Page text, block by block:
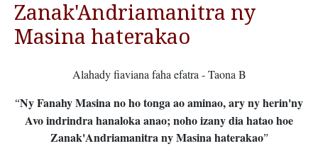
Zanak'Andriamanitra ny
Masina haterakao
Alahady fiaviana faha efatra - Taona B
“Ny Fanahy Masina no ho tonga ao aminao, ary ny herin'ny
Avo indrindra hanaloka anao; noho izany dia hatao hoe
Zanak'Andriamanitra ny Masina haterakao”